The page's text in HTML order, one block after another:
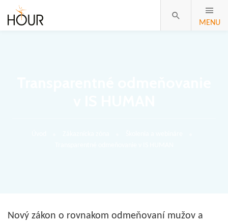
MENU
Nový zákon o rovnakom odmeňovaní mužov a